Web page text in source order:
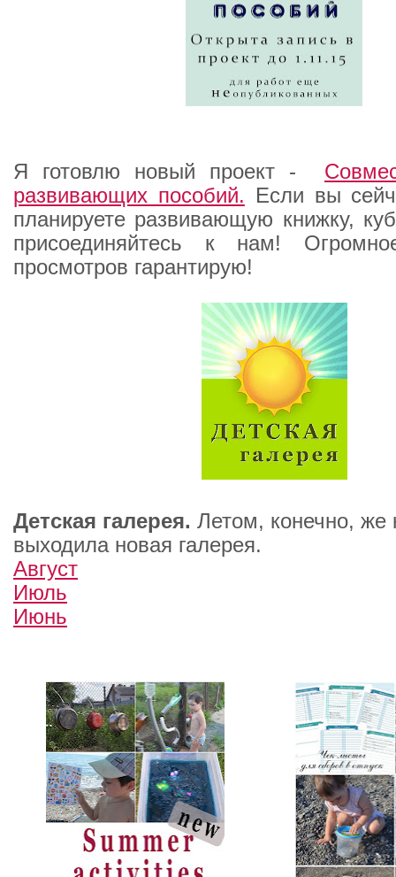
Я готовлю новый проект -
развивающих пособий. Если вы
планируете развивающую книжку,
присоединяйтесь к нам!
просмотров гарантирую!
Детская галерея. Летом, конечно,
выходила новая галерея.
Август
Июль
Июнь